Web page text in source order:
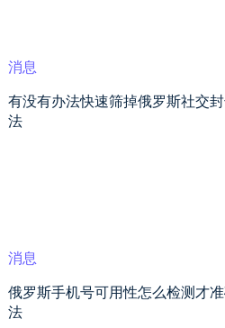
消息
有没有办法快速筛掉俄罗斯社交
法
消息
俄罗斯手机号可用性怎么检测才
法